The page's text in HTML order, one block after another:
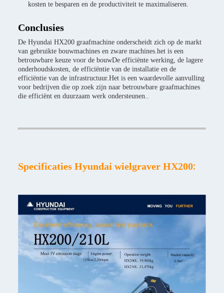
kosten te besparen en de productiviteit te maximaliseren.
Conclusies
De Hyundai HX200 graafmachine onderscheidt zich op de markt
van gebruikte bouwmachines en zware machines.het is een
betrouwbare keuze voor de bouwDe efficiënte werking, de lagere
onderhoudskosten, de efficiëntie van de installatie en de
efficiëntie van de infrastructuur.Het is een waardevolle aanvulling
voor bedrijven die op zoek zijn naar betrouwbare graafmachines
die efficiënt en duurzaam werk ondersteunen..
Specificaties Hyundai wielgraver HX200: